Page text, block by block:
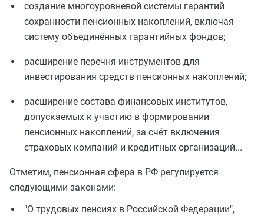
создание многоуровневой системы гарантий
сохранности пенсионных накоплений, включая
систему объединённых гарантийных фондов;
расширение перечня инструментов для
инвестирования средств пенсионных накоплений;
расширение состава финансовых институтов,
допускаемых к участию в формировании
пенсионных накоплений, за счёт включения
страховых компаний и кредитных организаций...
Отметим, пенсионная сфера в РФ регулируется
следующими законами:
"О трудовых пенсиях в Российской Федерации",